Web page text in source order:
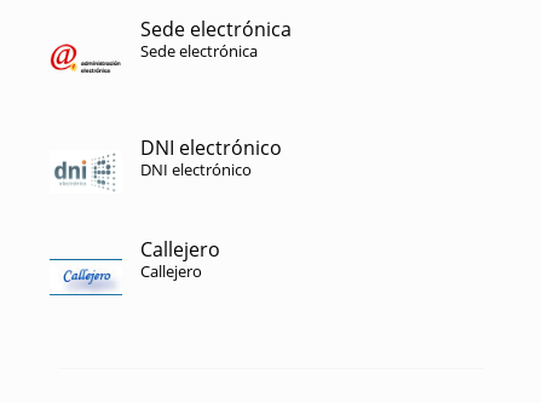
Sede electrónica
Sede electrónica
DNI electrónico
DNI electrónico
Callejero
Callejero